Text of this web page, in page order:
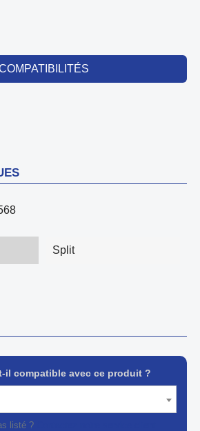
Split
il compatible avec ce produit ?
listé ?